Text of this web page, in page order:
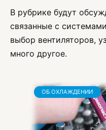
В рубрике будут
связанные с
выбор вентиляторов,
много другое.
ОБ ОХЛАЖДЕНИИ